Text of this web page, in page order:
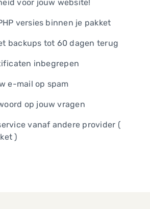
voor jouw website!
versies binnen je pakket
backups tot 60 dagen terug
inbegrepen
e-mail op spam
op jouw vragen
vanaf andere provider (
)